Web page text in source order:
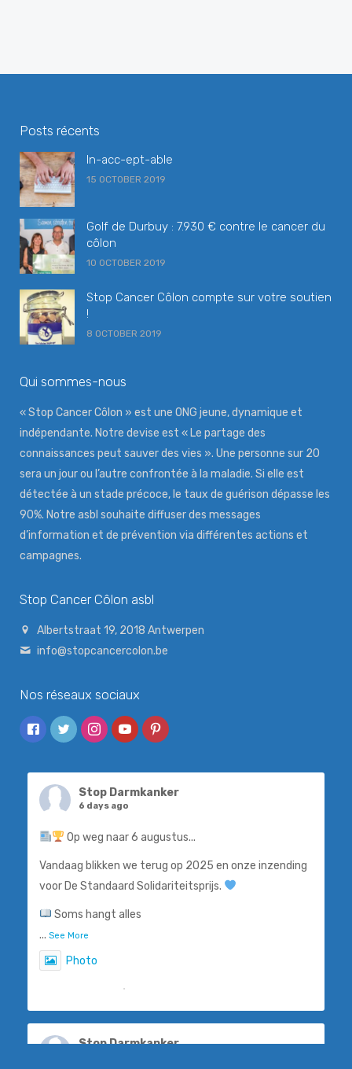
Posts récents
In-acc-ept-able
15 OCTOBER 2019
Golf de Durbuy : 7.930 € contre le cancer du
côlon
10 OCTOBER 2019
Stop Cancer Côlon compte sur votre soutien
!
8 OCTOBER 2019
Qui sommes-nous
« Stop Cancer Côlon » est une ONG jeune, dynamique et
indépendante. Notre devise est « Le partage des
connaissances peut sauver des vies ». Une personne sur 20
sera un jour ou l’autre confrontée à la maladie. Si elle est
détectée à un stade précoce, le taux de guérison dépasse les
90%. Notre asbl souhaite diffuser des messages
d’information et de prévention via différentes actions et
campagnes.
Stop Cancer Côlon asbl
Albertstraat 19, 2018 Antwerpen
info@stopcancercolon.be
Nos réseaux sociaux
Stop Darmkanker
6 days ago
Op weg naar 6 augustus...
Vandaag blikken we terug op 2025 en onze inzending
voor De Standaard Solidariteitsprijs.
Soms hangt alles
... See More
Photo
·
Stop Darmkanker